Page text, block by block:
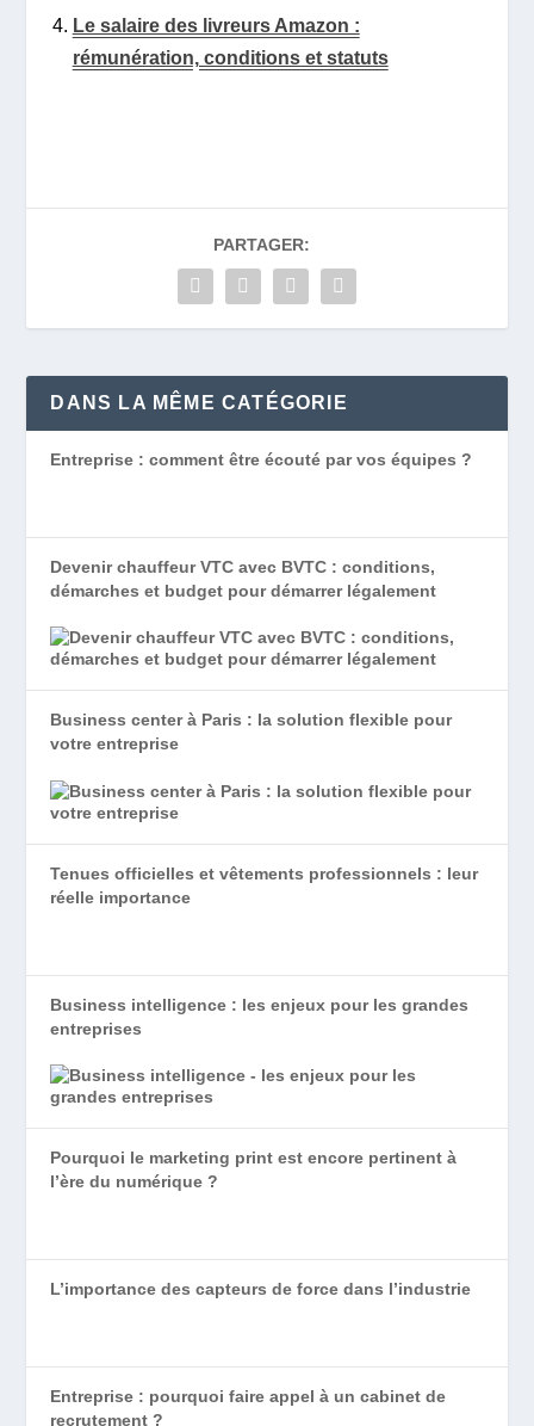
Le salaire des livreurs Amazon :
rémunération, conditions et statuts
PARTAGER:
DANS LA MÊME CATÉGORIE
Entreprise : comment être écouté par vos équipes ?
Devenir chauffeur VTC avec BVTC : conditions,
démarches et budget pour démarrer légalement
Business center à Paris : la solution flexible pour
votre entreprise
Tenues officielles et vêtements professionnels : leur
réelle importance
Business intelligence : les enjeux pour les grandes
entreprises
Pourquoi le marketing print est encore pertinent à
l’ère du numérique ?
L’importance des capteurs de force dans l’industrie
Entreprise : pourquoi faire appel à un cabinet de
recrutement ?